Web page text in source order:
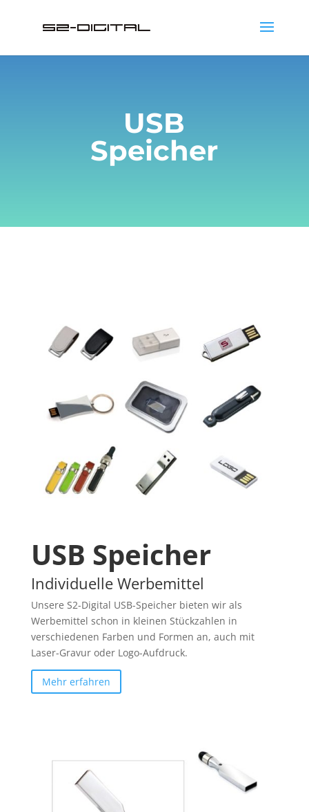
USB
Speicher
USB Speicher
Individuelle Werbemittel
Unsere S2-Digital USB-Speicher bieten wir als
Werbemittel schon in kleinen Stückzahlen in
verschiedenen Farben und Formen an, auch mit
Laser-Gravur oder Logo-Aufdruck.
Mehr erfahren